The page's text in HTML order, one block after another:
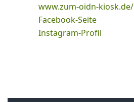
www.zum-oidn-kiosk.de/
Facebook-Seite
Instagram-Profil